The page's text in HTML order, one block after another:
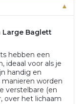
Large Baglett
hebben een
ideaal voor als je
handig en
worden
verstelbare (en
over het lichaam